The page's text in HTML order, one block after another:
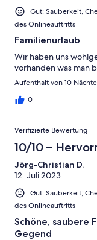
Gut: Sauberkeit,
des Onlineauftritts
Familienurlaub
Wir haben uns
vorhanden was man
Aufenthalt von 10
0
Verifizierte Bewertung
10/10 –
Jörg-Christian D.
12. Juli 2023
Gut: Sauberkeit,
des Onlineauftritts
Schöne, saubere
Gegend